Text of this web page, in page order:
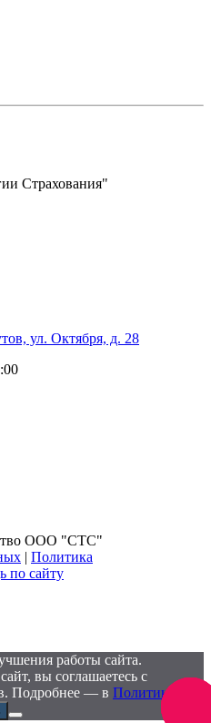
Страхования"
ул. Октября, д. 28
ООО "СТС"
Политика
по сайту
работы сайта.
вы соглашаетесь с
Подробнее — в Политике